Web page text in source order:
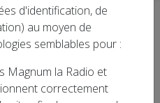
d'identification, de
au moyen de
semblables pour :
Magnum la Radio et
correctement